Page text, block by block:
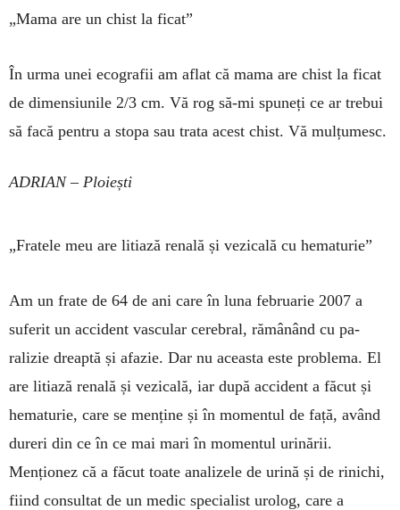
„Mama are un chist la ficat”
În urma unei ecografii am aflat că mama are chist la ficat
de dimen­siunile 2/3 cm. Vă rog să-mi spuneți ce ar trebui
să facă pentru a stopa sau trata acest chist. Vă mulțumesc.
ADRIAN – Ploiești
„Fratele meu are litiază renală și vezicală cu hematurie”
Am un frate de 64 de ani care în luna fe­brua­rie 2007 a
suferit un accident vascular cerebral, rămânând cu pa­
ralizie dreaptă și afazie. Dar nu aceasta este problema. El
are litiază renală și vezicală, iar după accident a fă­cut și
hematurie, care se menține și în momentul de față, având
dureri din ce în ce mai mari în momentul uri­nă­rii.
Menționez că a făcut toate analizele de urină și de rinichi,
fiind consultat de un medic spe­cia­list urolog, care a